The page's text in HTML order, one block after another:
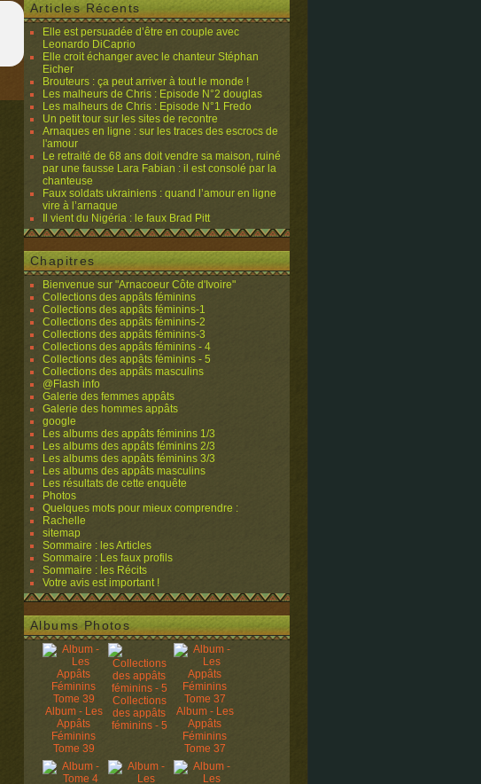
Articles Récents
Elle est persuadée d’être en couple avec
Leonardo DiCaprio
Elle croit échanger avec le chanteur Stéphan
Eicher
Brouteurs : ça peut arriver à tout le monde !
Les malheurs de Chris : Episode N°2 douglas
Les malheurs de Chris : Episode N°1 Fredo
Un petit tour sur les sites de recontre
Arnaques en ligne : sur les traces des escrocs de
l'amour
Le retraité de 68 ans doit vendre sa maison, ruiné
par une fausse Lara Fabian : il est consolé par la
chanteuse
Faux soldats ukrainiens : quand l’amour en ligne
vire à l’arnaque
Il vient du Nigéria : le faux Brad Pitt
Chapitres
Bienvenue sur "Arnacoeur Côte d'Ivoire"
Collections des appâts féminins
Collections des appâts féminins-1
Collections des appâts féminins-2
Collections des appâts féminins-3
Collections des appâts féminins - 4
Collections des appâts féminins - 5
Collections des appâts masculins
@Flash info
Galerie des femmes appâts
Galerie des hommes appâts
google
Les albums des appâts féminins 1/3
Les albums des appâts féminins 2/3
Les albums des appâts féminins 3/3
Les albums des appâts masculins
Les résultats de cette enquête
Photos
Quelques mots pour mieux comprendre :
Rachelle
sitemap
Sommaire : les Articles
Sommaire : Les faux profils
Sommaire : les Récits
Votre avis est important !
Albums Photos
Album - Les
Appâts
Féminins
Tome 39
Collections
des appâts
féminins - 5
Album - Les
Appâts
Féminins
Tome 37